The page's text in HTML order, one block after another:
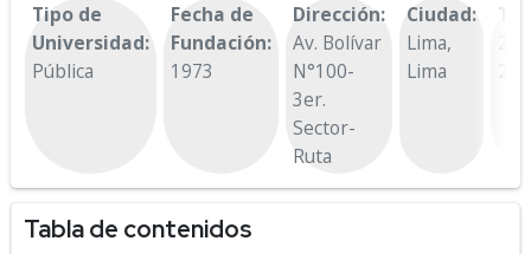
Tipo de
Universidad:
Pública
Fecha de
Fundación:
1973
Dirección:
Av. Bolívar
N°100-
3er.
Sector-
Ruta
Ciudad:
Lima,
Lima
Tabla de contenidos